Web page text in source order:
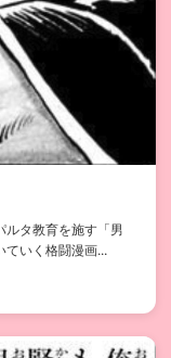
ルタ教育を施す「男
ていく格闘漫画...